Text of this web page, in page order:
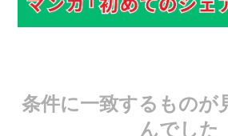
条件に一致するものが
んでした